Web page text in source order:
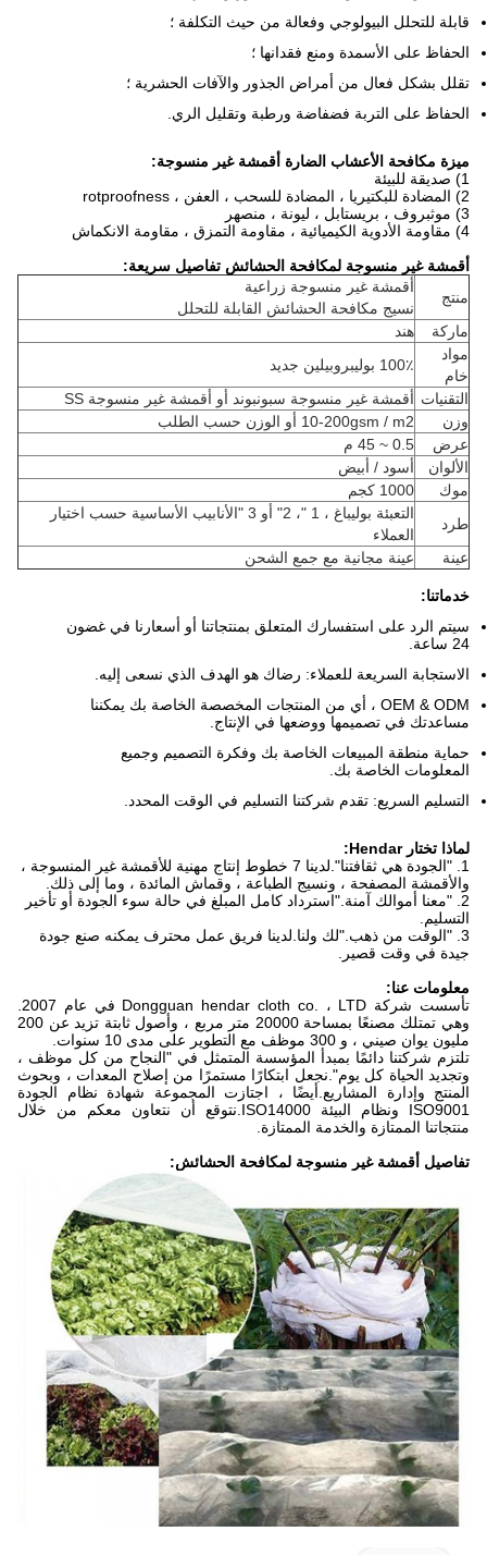
قابلة للتحلل البيولوجي وفعالة من حيث التكلفة ؛
الحفاظ على الأسمدة ومنع فقدانها ؛
تقلل بشكل فعال من أمراض الجذور والآفات الحشرية ؛
الحفاظ على التربة فضفاضة ورطبة وتقليل الري.
ميزة مكافحة الأعشاب الضارة أقمشة غير منسوجة:
1) صديقة للبيئة
2) المضادة للبكتيريا ، المضادة للسحب ، العفن ، rotproofness
3) موثبروف ، بريستابل ، ليونة ، منصهر
4) مقاومة الأدوية الكيميائية ، مقاومة التمزق ، مقاومة الانكماش
أقمشة غير منسوجة لمكافحة الحشائش تفاصيل سريعة:
منتج
أقمشة غير منسوجة زراعية
نسيج مكافحة الحشائش القابلة للتحلل
ماركة
هند
مواد
خام
100٪ بوليبروبيلين جديد
التقنيات أقمشة غير منسوجة سبونبوند أو أقمشة غير منسوجة SS
وزن
10-200gsm / m2 أو الوزن حسب الطلب
عرض
0.5 ~ 45 م
الألوان
أسود / أبيض
موك
1000 كجم
طرد
التعبئة بوليباغ ، 1 "، 2" أو 3 "الأنابيب الأساسية حسب اختيار
العملاء
عينة
عينة مجانية مع جمع الشحن
خدماتنا:
سيتم الرد على استفسارك المتعلق بمنتجاتنا أو أسعارنا في غضون
24 ساعة.
الاستجابة السريعة للعملاء: رضاك ​​هو الهدف الذي نسعى إليه.
OEM & ODM ، أي من المنتجات المخصصة الخاصة بك يمكننا
مساعدتك في تصميمها ووضعها في الإنتاج.
حماية منطقة المبيعات الخاصة بك وفكرة التصميم وجميع
المعلومات الخاصة بك.
التسليم السريع: تقدم شركتنا التسليم في الوقت المحدد.
لماذا تختار Hendar:
1. "الجودة هي ثقافتنا".لدينا 7 خطوط إنتاج مهنية للأقمشة غير المنسوجة ،
والأقمشة المصفحة ، ونسيج الطباعة ، وقماش المائدة ، وما إلى ذلك.
2. "معنا أموالك آمنة."استرداد كامل المبلغ في حالة سوء الجودة أو تأخير
التسليم.
3. "الوقت من ذهب."لك ولنا.لدينا فريق عمل محترف يمكنه صنع جودة
جيدة في وقت قصير.
معلومات عنا:
وهي تمتلك مصنعًا بمساحة 20000 متر مربع ، وأصول ثابتة تزيد عن 200
مليون يوان صيني ، و 300 موظف مع التطوير على مدى 10 سنوات.
تلتزم شركتنا دائمًا بمبدأ المؤسسة المتمثل في "النجاح من كل موظف ،
وتجديد الحياة كل يوم".نجعل ابتكارًا مستمرًا من إصلاح المعدات ، وبحوث
المنتج وإدارة المشاريع.أيضًا ، اجتازت المجموعة شهادة نظام الجودة
ISO9001 ونظام البيئة ISO14000.نتوقع أن نتعاون معكم من خلال
منتجاتنا الممتازة والخدمة الممتازة.
تفاصيل أقمشة غير منسوجة لمكافحة الحشائش: